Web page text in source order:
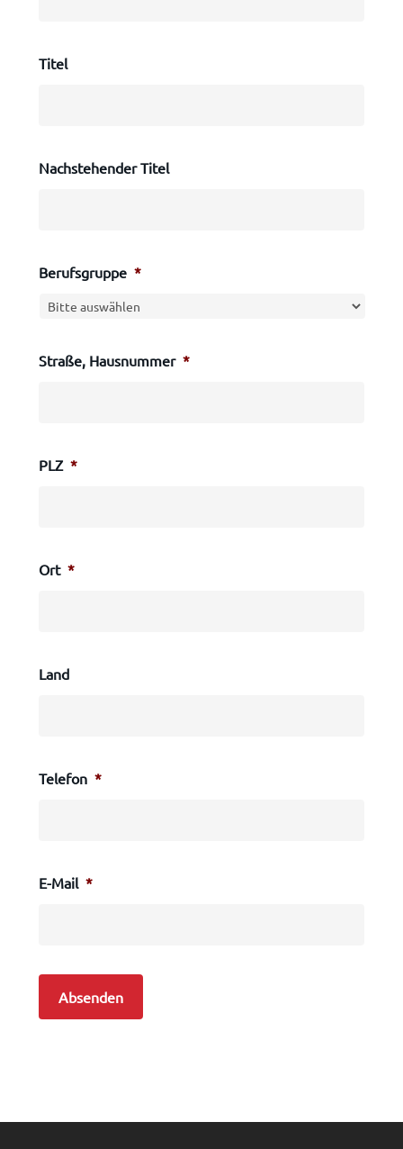
Titel
Nachstehender Titel
Berufsgruppe *
Straße, Hausnummer *
PLZ *
Ort *
Land
Telefon *
E-Mail *
Absenden